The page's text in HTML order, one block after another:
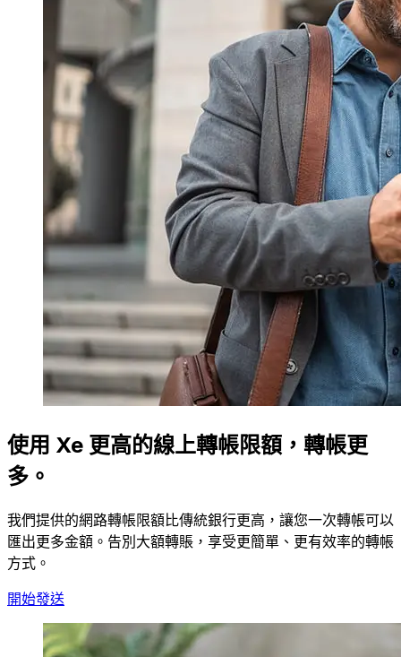
使用 Xe 更高的線上轉帳限額，轉帳更
多。
我們提供的網路轉帳限額比傳統銀行更高，讓您一次轉帳可以
匯出更多金額。告別大額轉賬，享受更簡單、更有效率的轉帳
方式。
開始發送